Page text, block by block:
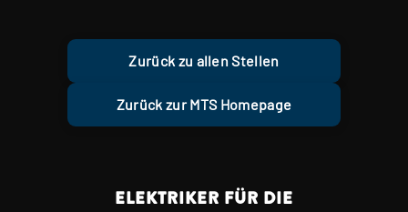
Zurück zu allen Stellen
Zurück zur MTS Homepage
ELEKTRIKER FÜR DIE